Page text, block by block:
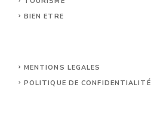
BIEN ETRE
MENTIONS LEGALES
POLITIQUE DE CONFIDENTIALITÉ